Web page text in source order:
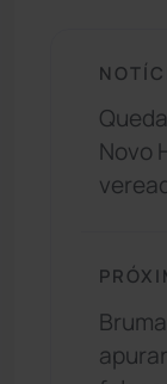
Novo